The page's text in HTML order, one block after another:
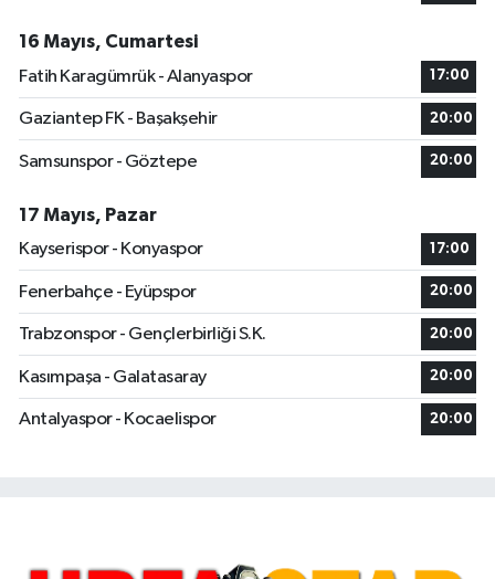
16 Mayıs, Cumartesi
Fatih Karagümrük - Alanyaspor
17:00
Gaziantep FK - Başakşehir 20:00
Samsunspor - Göztepe 20:00
17 Mayıs, Pazar
Kayserispor - Konyaspor
17:00
Fenerbahçe - Eyüpspor 20:00
Trabzonspor - Gençlerbirliği S.K. 20:00
Kasımpaşa - Galatasaray 20:00
Antalyaspor - Kocaelispor 20:00